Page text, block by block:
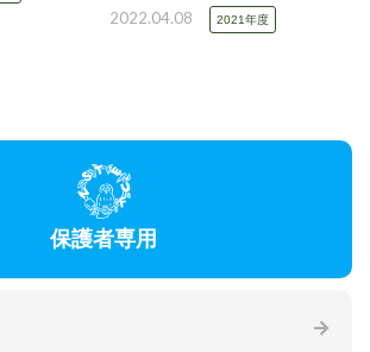
2022.04.08 2021年度
保護者専用